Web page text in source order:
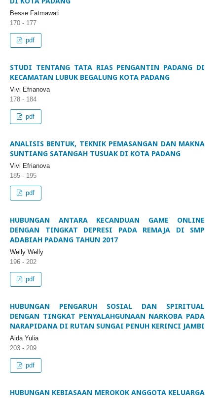
Besse Fatmawati
170 - 177
pdf
STUDI TENTANG TATA RIAS PENGANTIN PADANG DI
KECAMATAN LUBUK BEGALUNG KOTA PADANG
Vivi Efrianova
178 - 184
pdf
ANALISIS BENTUK, TEKNIK PEMASANGAN DAN MAKNA
SUNTIANG SATANGAH TUSUAK DI KOTA PADANG
Vivi Efrianova
185 - 195
pdf
HUBUNGAN ANTARA KECANDUAN GAME ONLINE
DENGAN TINGKAT DEPRESI PADA REMAJA DI SMP
ADABIAH PADANG TAHUN 2017
Welly Welly
196 - 202
pdf
HUBUNGAN PENGARUH SOSIAL DAN SPIRITUAL
DENGAN TINGKAT PENYALAHGUNAAN NARKOBA PADA
NARAPIDANA DI RUTAN SUNGAI PENUH KERINCI JAMBI
Aida Yulia
203 - 209
pdf
HUBUNGAN KEBIASAAN MEROKOK ANGGOTA KELUARGA